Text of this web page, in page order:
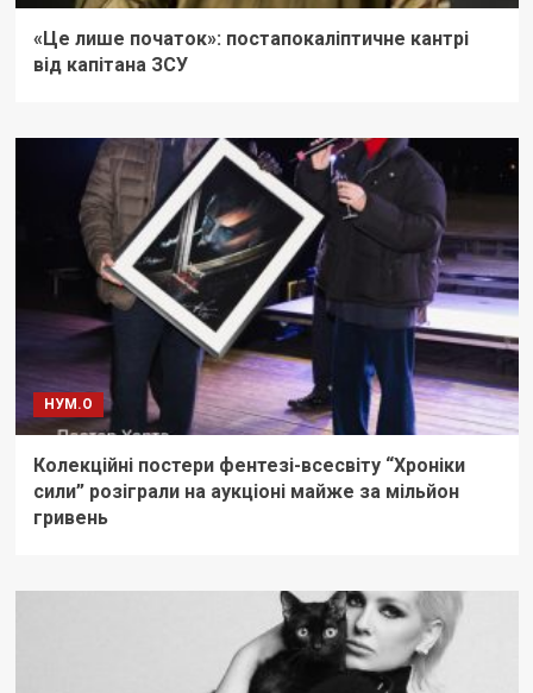
«Це лише початок»: постапокаліптичне кантрі
від капітана ЗСУ
НУМ.О
Колекційні постери фентезі-всесвіту “Хроніки
сили” розіграли на аукціоні майже за мільйон
гривень